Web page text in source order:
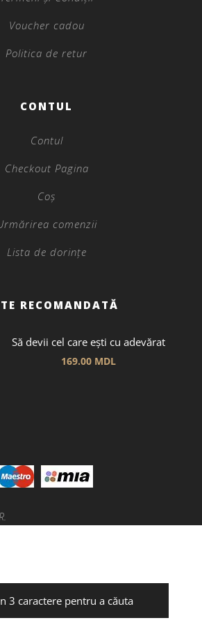
Voucher cadou
Politica de retur
CONTUL
Contul
Checkout Pagina
Coș
comenzii
Lista de dorințe
RECOMANDATĂ
Să devii cel care ești cu adevărat
169.00 MDL